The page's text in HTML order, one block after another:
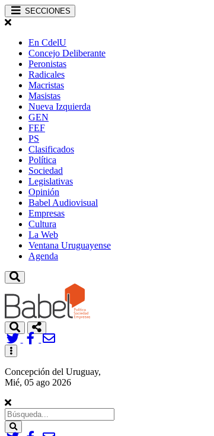
SECCIONES
En CdelU
Concejo Deliberante
Peronistas
Radicales
Macristas
Masistas
Nueva Izquierda
GEN
FEF
PS
Clasificados
Política
Sociedad
Legislativas
Opinión
Babel Audiovisual
Empresas
Cultura
La Web
Ventana Uruguayense
Agenda
Toggle
navigation
Concepción del Uruguay,
Mié, 05 ago 2026
Search